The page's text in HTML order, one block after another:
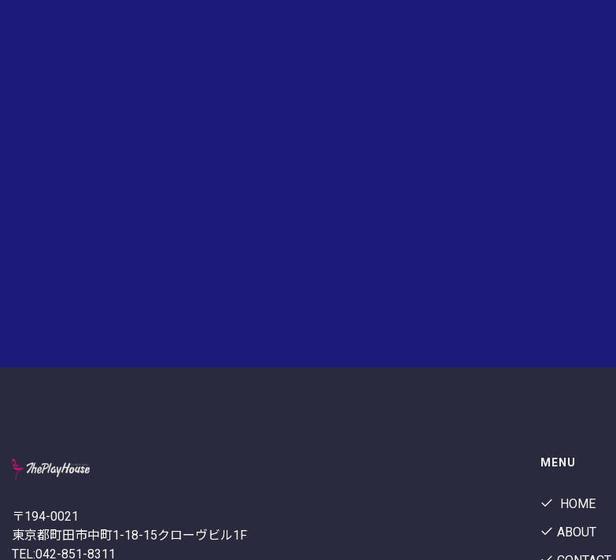
〒194-0021
東京都町田市中町1-18-15クローヴビル1F
TEL:042-851-8311
MENU
HOME
ABOUT